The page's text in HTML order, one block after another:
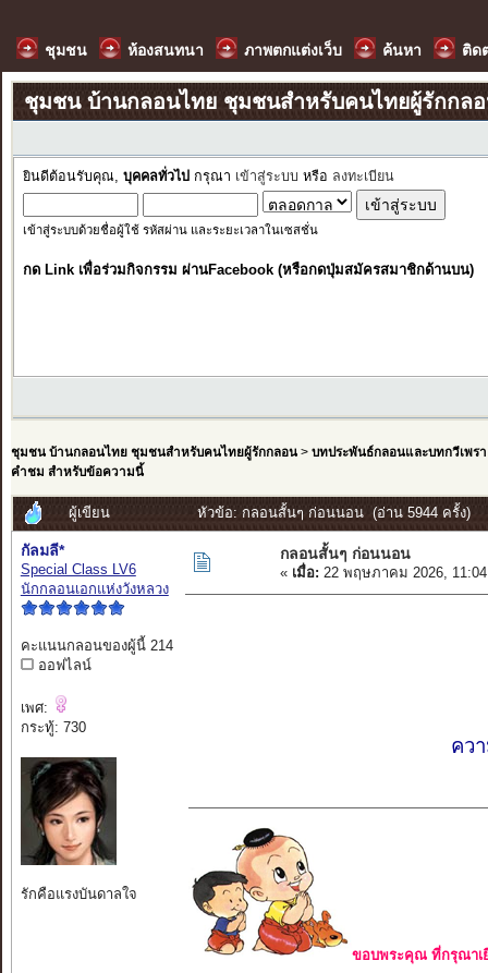
ชุมชน ห้องสนทนา ภาพตกแต่งเว็บ ค้นหา ติด
ชุมชน บ้านกลอนไทย ชุมชนสำหรับคนไทยผู้รักกล
ยินดีต้อนรับคุณ, บุคคลทั่วไป กรุณา เข้าสู่ระบบ หรือ ลงทะเบียน
เข้าสู่ระบบด้วยชื่อผู้ใช้ รหัสผ่าน และระยะเวลาในเซสชั่น
กด Link เพื่อร่วมกิจกรรม ผ่านFacebook (หรือกดปุ่มสมัครสมาชิกด้านบน)
ชุมชน บ้านกลอนไทย ชุมชนสำหรับคนไทยผู้รักกลอน> บทประพันธ์กลอนและบทกวีเพรา
คำชม สำหรับข้อความนี้
ผู้เขียน หัวข้อ: กลอนสั้นๆ ก่อนนอน (อ่าน 5944 ครั้ง)
กัลมลี*
Special Class LV6
นักกลอนเอกแห่งวังหลวง
คะแนนกลอนของผู้นี้ 214
ออฟไลน์
เพศ:
กระทู้: 730
รักคือแรงบันดาลใจ
กลอนสั้นๆ ก่อนนอน
« เมื่อ: 22 พฤษภาคม 2026,
คว
ขอบพระคุณ ที่กรุณาเ